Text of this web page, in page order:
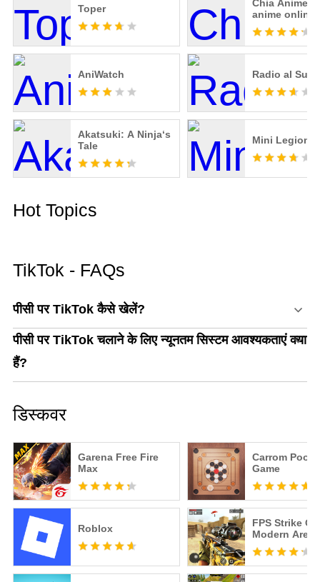
Toper
Chia Anime:
anime online
AniWatch Radio al
Akatsuki: A Ninja‘s
Tale
Mini Legion
Hot Topics
TikTok - FAQs
पीसी पर TikTok कैसे खेलें?
पीसी पर TikTok चलाने के लिए न्यूनतम सिस्टम आवश्यकताएं क्या
हैं?
डिस्कवर
Garena Free Fire
Max
Carrom Pool:
Game
Roblox
FPS Strike
Modern Arena